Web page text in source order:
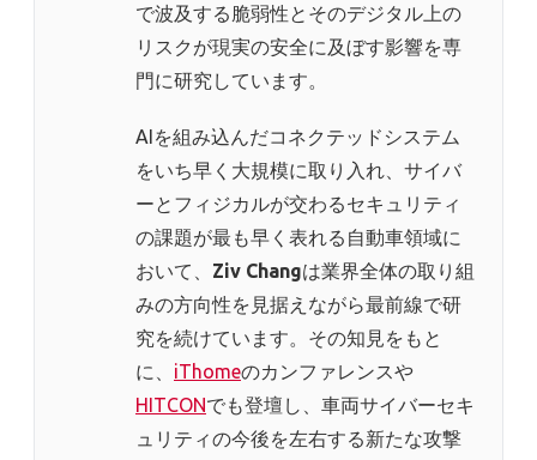
で波及する脆弱性とそのデジタル上の
リスクが現実の安全に及ぼす影響を専
門に研究しています。
AIを組み込んだコネクテッドシステム
をいち早く大規模に取り入れ、サイバ
ーとフィジカルが交わるセキュリティ
の課題が最も早く表れる自動車領域に
おいて、 Ziv Changは業界全体の取り組
みの方向性を見据えながら最前線で研
究を続けています。その知見をもと
に、 iThomeのカンファレンスや
HITCONでも登壇し、車両サイバーセキ
ュリティの今後を左右する新たな攻撃